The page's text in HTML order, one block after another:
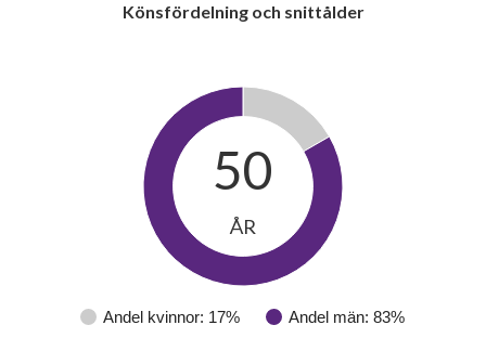
Könsfördelning och snittålder
Andel kvinnor: 17% Andel män: 83%
50
ÅR